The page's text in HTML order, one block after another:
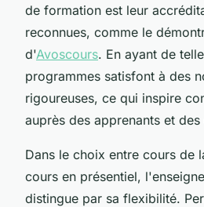
de formation est leur
reconnues, comme le
d'Avoscours. En ayant de
programmes satisfont à des
rigoureuses, ce qui inspire
auprès des apprenants et
Dans le choix entre cours de
cours en présentiel,
distingue par sa flexibilité.